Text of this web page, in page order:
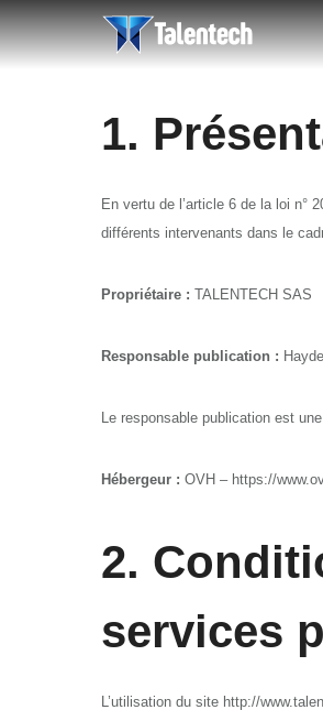
1.
En vertu de l’article 6 de la loi n°
différents intervenants dans le
Propriétaire : TALENTECH SAS
Responsable publication :
Le responsable publication est
Hébergeur : OVH – https://
2.
services
L’utilisation du site http://